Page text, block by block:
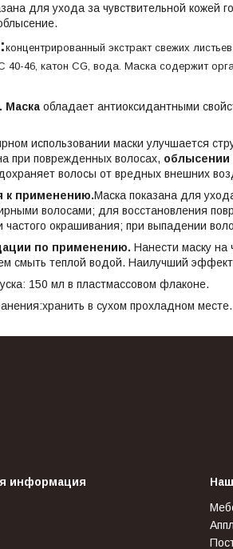
для ухода за чувствительной
концентрированный экстракт свежих
40-46, катон CG, вода. Маска содержит
Маска обладает антиоксидантными
использовании маски улучшается
при поврежденных волосах, облысении
волосы от вредных внешних
к применению.Маска показана для
волосами; для восстановления
частого окрашивания; при выпадении
по применению. Нанести маску на
смыть теплой водой. Наилучший эффект
150 мл в пластмассовом флаконе.
в сухом прохладном
информация